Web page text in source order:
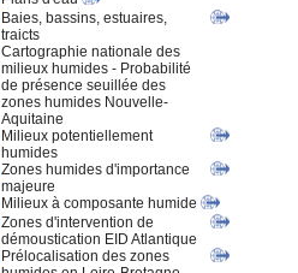
Baies, bassins, estuaires,
traicts
Cartographie nationale des
milieux humides - Probabilité
de présence seuillée des
zones humides Nouvelle-
Aquitaine
Milieux potentiellement
humides
Zones humides d'importance
majeure
Milieux à composante humide
Zones d'intervention de
démoustication EID Atlantique
Prélocalisation des zones